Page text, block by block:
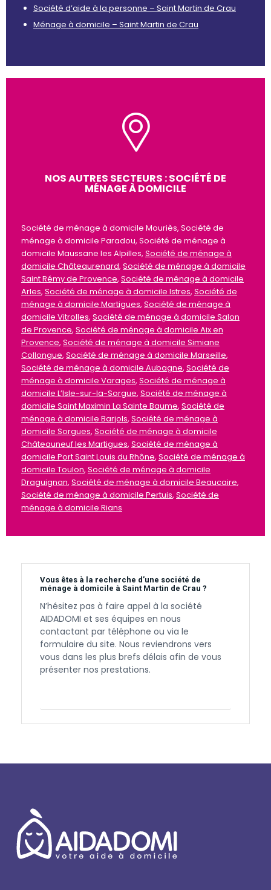
Société d’aide à la personne – Saint Martin de Crau
Ménage à domicile – Saint Martin de Crau
NOS AUTRES SECTEURS : SOCIÉTÉ DE
MÉNAGE À DOMICILE
Société de ménage à domicile Mouriès, Société de
ménage à domicile Paradou, Société de ménage à
domicile Maussane les Alpilles, Société de ménage à
domicile Châteaurenard, Société de ménage à domicile
Saint Rémy de Provence, Société de ménage à domicile
Arles, Société de ménage à domicile Istres, Société de
ménage à domicile Martigues, Société de ménage à
domicile Vitrolles, Société de ménage à domicile Salon
de Provence, Société de ménage à domicile Aix en
Provence, Société de ménage à domicile Simiane
Collongue, Société de ménage à domicile Marseille,
Société de ménage à domicile Aubagne, Société de
ménage à domicile Varages, Société de ménage à
domicile L’Isle-sur-la-Sorgue, Société de ménage à
domicile Saint Maximin La Sainte Baume, Société de
ménage à domicile Barjols, Société de ménage à
domicile Sorgues, Société de ménage à domicile
Châteauneuf les Martigues, Société de ménage à
domicile Port Saint Louis du Rhône, Société de ménage à
domicile Toulon, Société de ménage à domicile
Draguignan, Société de ménage à domicile Beaucaire,
Société de ménage à domicile Pertuis, Société de
ménage à domicile Rians
Vous êtes à la recherche d’une société de
ménage à domicile à Saint Martin de Crau ?
N’hésitez pas à faire appel à la société
AIDADOMI et ses équipes en nous
contactant par téléphone ou via le
formulaire du site. Nous reviendrons vers
vous dans les plus brefs délais afin de vous
présenter nos prestations.